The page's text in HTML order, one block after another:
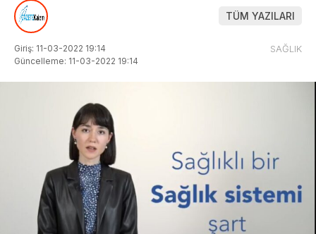
TÜM YAZILARI
Giriş: 11-03-2022 19:14
Güncelleme: 11-03-2022 19:14
SAĞLIK